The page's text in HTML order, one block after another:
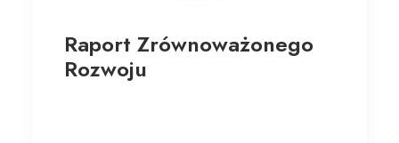
Raport Zrównoważonego
Rozwoju